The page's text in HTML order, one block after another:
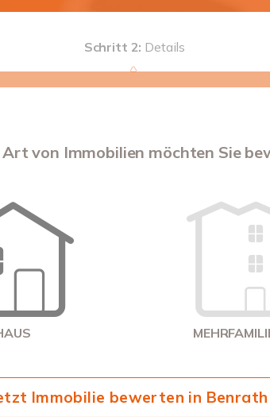
Schritt 2: Details
von Immobilien möchten Sie
Immobilie bewerten in Benrath